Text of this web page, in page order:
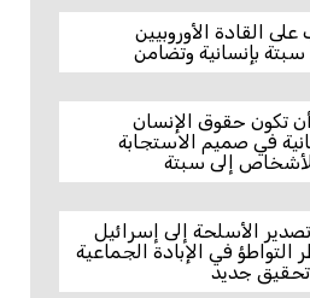
على القادة الأوروبيين
بإنسانية وتضامن
تكون حقوق الإنسان
في صميم الاستجابة
إلى سبتة
الأسلحة إلى إسرائيل
في الإبادة الجماعية
جديد